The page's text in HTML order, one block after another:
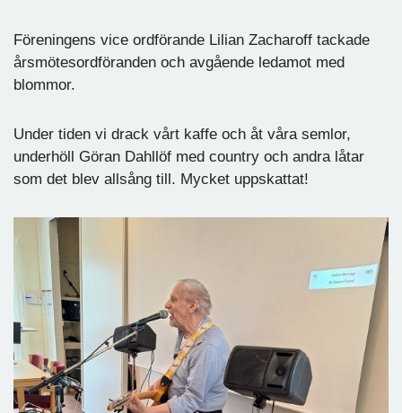
Föreningens vice ordförande Lilian Zacharoff tackade
årsmötesordföranden och avgående ledamot med
blommor.
Under tiden vi drack vårt kaffe och åt våra semlor,
underhöll Göran Dahllöf med country och andra låtar
som det blev allsång till. Mycket uppskattat!